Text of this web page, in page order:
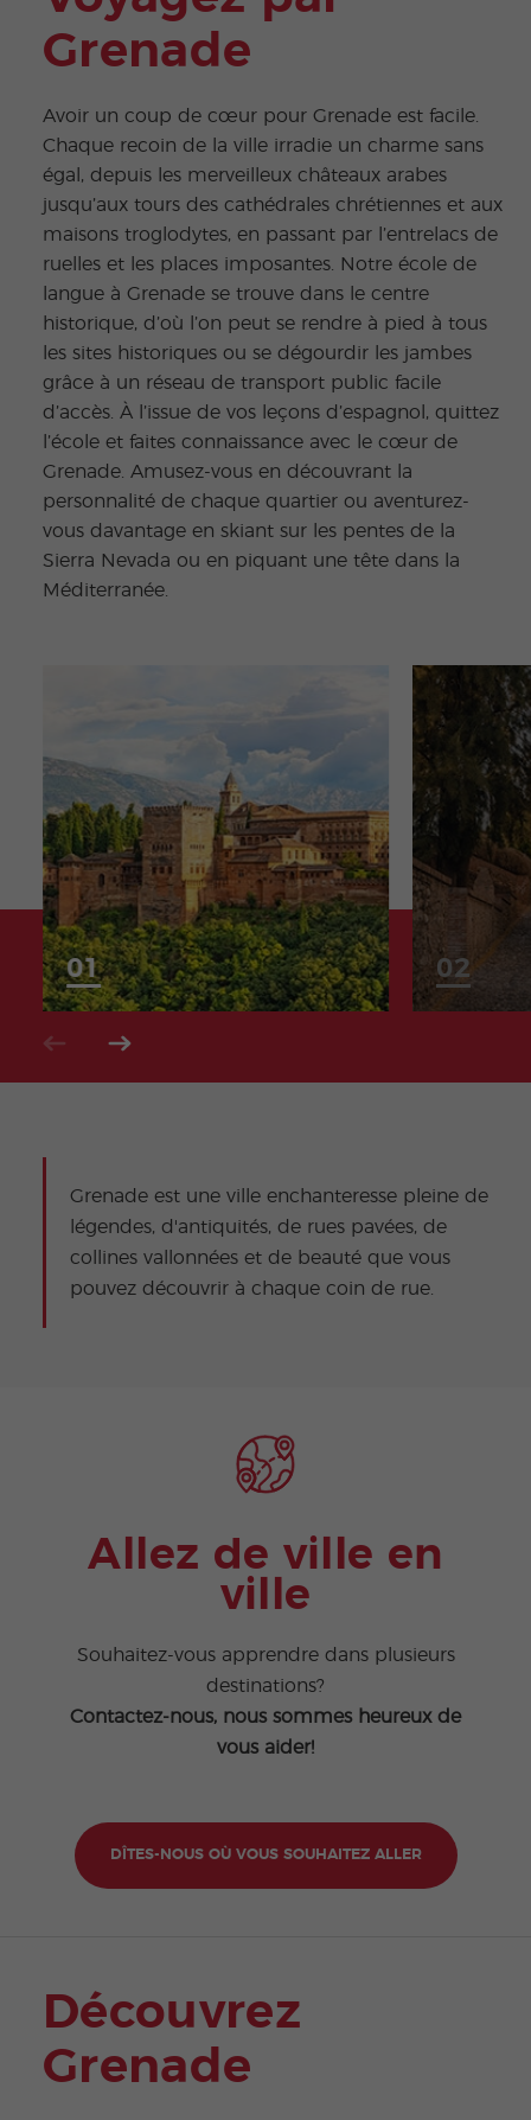
Grenade
Avoir un coup de cœur pour Grenade est facile.
Chaque recoin de la ville irradie un charme sans
égal, depuis les merveilleux châteaux arabes
jusqu’aux tours des cathédrales chrétiennes et aux
maisons troglodytes, en passant par l’entrelacs de
ruelles et les places imposantes. Notre école de
langue à Grenade se trouve dans le centre
historique, d’où l’on peut se rendre à pied à tous
les sites historiques ou se dégourdir les jambes
grâce à un réseau de transport public facile
d’accès. À l’issue de vos leçons d’espagnol, quittez
l’école et faites connaissance avec le cœur de
Grenade. Amusez-vous en découvrant la
personnalité de chaque quartier ou aventurez-
vous davantage en skiant sur les pentes de la
Sierra Nevada ou en piquant une tête dans la
Méditerranée.
Grenade est une ville enchanteresse pleine de
légendes, d'antiquités, de rues pavées, de
collines vallonnées et de beauté que vous
pouvez découvrir à chaque coin de rue.
Allez de ville en
ville
Souhaitez-vous apprendre dans plusieurs
destinations?
Contactez-nous, nous sommes heureux de
vous aider!
DÎTES-NOUS OÙ VOUS SOUHAITEZ ALLER
Découvrez
Grenade